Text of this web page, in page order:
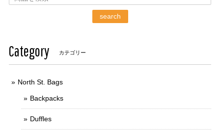
search
Category カテゴリー
North St. Bags
Backpacks
Duffles